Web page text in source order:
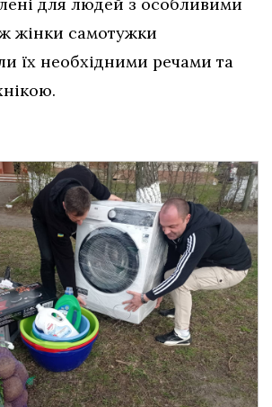
для людей з особливими
жінки самотужки
їх необхідними речами та